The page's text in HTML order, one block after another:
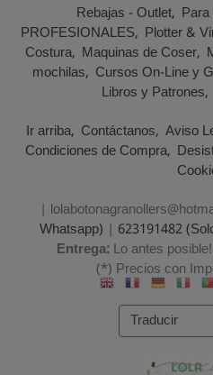
Rebajas - Outlet
PROFESIONALES Plotter &
Costura Maquinas de Coser
mochilas Cursos On-Line y
Libros y Patrones
Ir arriba Contáctanos Aviso
Condiciones de Compra
|
Whatsapp) | 623191482
Entrega:Lo antes
(*) Precios con